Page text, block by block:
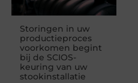
Storingen in uw
productieproces
voorkomen begint
bij de SCIOS-
keuring van uw
stookinstallatie